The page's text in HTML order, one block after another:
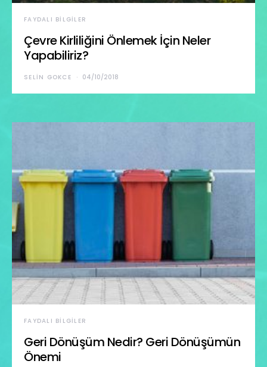
FAYDALI BILGILER
Çevre Kirliliğini Önlemek İçin Neler
Yapabiliriz?
SELIN GOKCE 04/10/2018
FAYDALI BILGILER
Geri Dönüşüm Nedir? Geri Dönüşümün
Önemi